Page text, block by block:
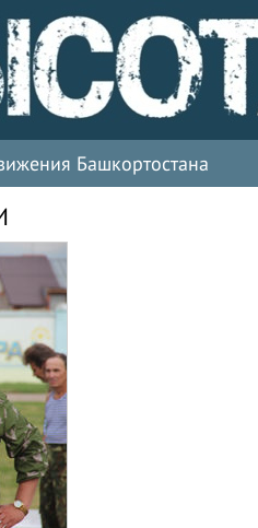
Башкортостана